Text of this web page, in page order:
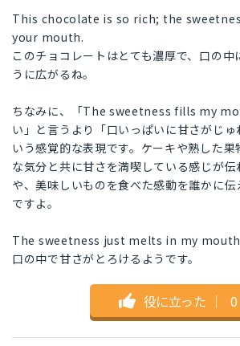
This chocolate is so rich; the
your mouth.
このチョコレートはとても濃厚で、口の中
うに広がるね。
ちなみに、「The sweetness fills my
い」と言うより「口いっぱいに甘さがじ
いう感覚的な表現です。ケーキや熟した
な気分と共に甘さを満喫している感じが伝
や、美味しいものを食べた感動を誰かに伝
ですよ。
The sweetness just melts in my
口の中で甘さがとろけるようです。
役に立った ｜ 0